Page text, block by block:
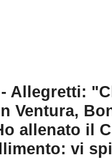
Allegretti:
Ventura,
allenato il
vi